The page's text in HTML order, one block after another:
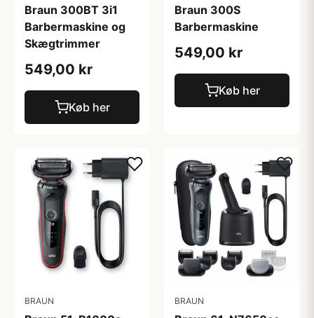
Braun 300BT 3i1
Barbermaskine og
Skægtrimmer
549,00 kr
Køb her
Braun 300S
Barbermaskine
549,00 kr
Køb her
BRAUN BRAUN